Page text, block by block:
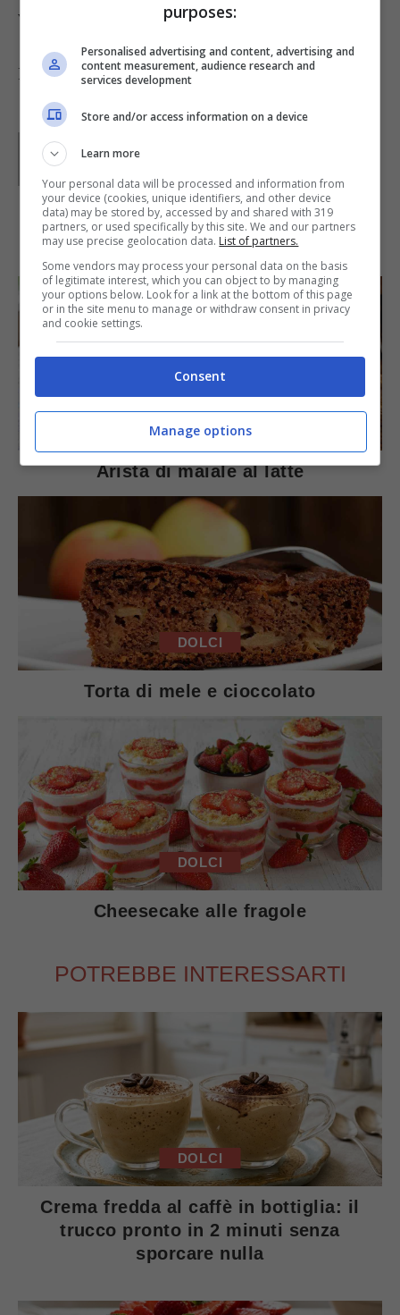
vasetti per circa un mese
Foto di fugzu
IN PRIMO PIANO
SECONDI PIATTI
Arista di maiale al latte
DOLCI
Torta di mele e cioccolato
DOLCI
Cheesecake alle fragole
POTREBBE INTERESSARTI
DOLCI
Crema fredda al caffè in bottiglia: il
trucco pronto in 2 minuti senza
sporcare nulla
purposes:
Personalised advertising and content, advertising and
content measurement, audience research and
services development
Store and/or access information on a device
Learn more
Your personal data will be processed and information from
your device (cookies, unique identifiers, and other device
data) may be stored by, accessed by and shared with 319
partners, or used specifically by this site. We and our partners
may use precise geolocation data. List of partners.
Some vendors may process your personal data on the basis
of legitimate interest, which you can object to by managing
your options below. Look for a link at the bottom of this page
or in the site menu to manage or withdraw consent in privacy
and cookie settings.
Consent
Manage options